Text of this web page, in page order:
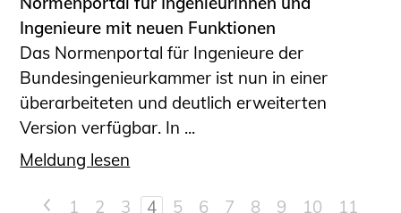
Ingenieure mit neuen Funktionen
Das Normenportal für Ingenieure der
Bundesingenieurkammer ist nun in einer
überarbeiteten und deutlich erweiterten
Version verfügbar. In ...
Meldung lesen
< 1 2 3 4 5 6 7 8 9 10
11